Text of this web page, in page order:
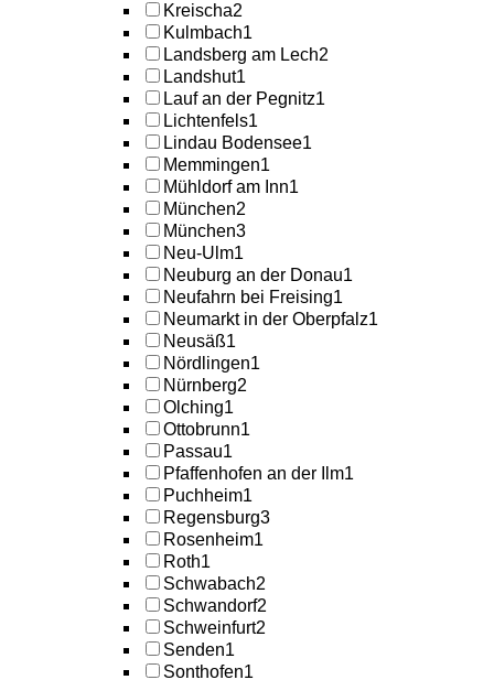
Kreischa2
Kulmbach1
Landsberg am Lech2
Landshut1
Lauf an der Pegnitz1
Lichtenfels1
Lindau Bodensee1
Memmingen1
Mühldorf am Inn1
München2
München3
Neu-Ulm1
Neuburg an der Donau1
Neufahrn bei Freising1
Neumarkt in der Oberpfalz1
Neusäß1
Nördlingen1
Nürnberg2
Olching1
Ottobrunn1
Passau1
Pfaffenhofen an der Ilm1
Puchheim1
Regensburg3
Rosenheim1
Roth1
Schwabach2
Schwandorf2
Schweinfurt2
Senden1
Sonthofen1